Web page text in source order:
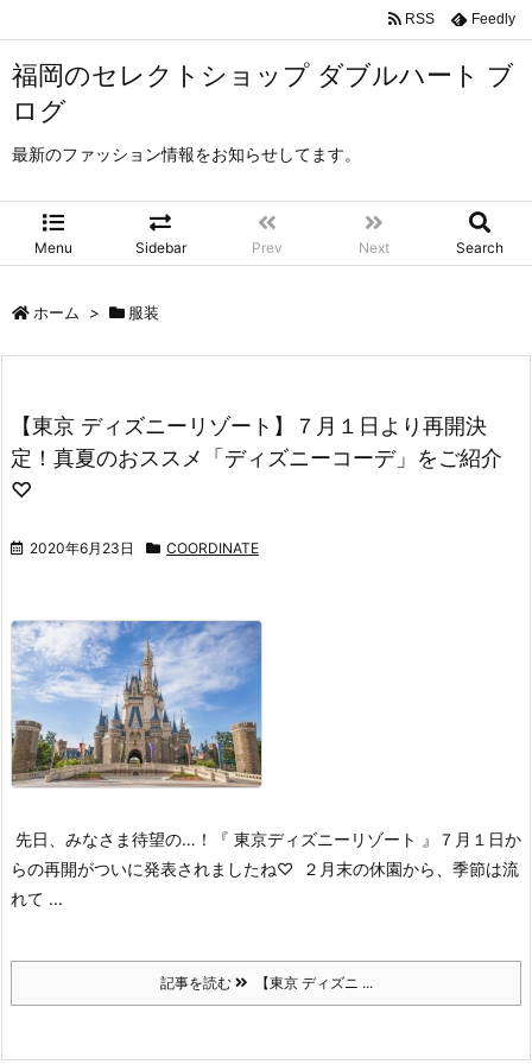
福岡のセレクトショップ ダブルハート ブ
ログ
最新のファッション情報をお知らせしてます。
Menu Sidebar Prev Next Search
RSS Feedly
ホーム > 服装
【東京 ディズニーリゾート】７月１日より再開決
定！真夏のおススメ「ディズニーコーデ」をご紹介
♡
2020年6月23日 COORDINATE
先日、みなさま待望の…！
『 東京ディズニーリゾート 』７月１日か
らの再開がついに発表されましたね♡
２月末の休園から、季節は流
れて ...
記事を読む 【東京 ディズニ ...